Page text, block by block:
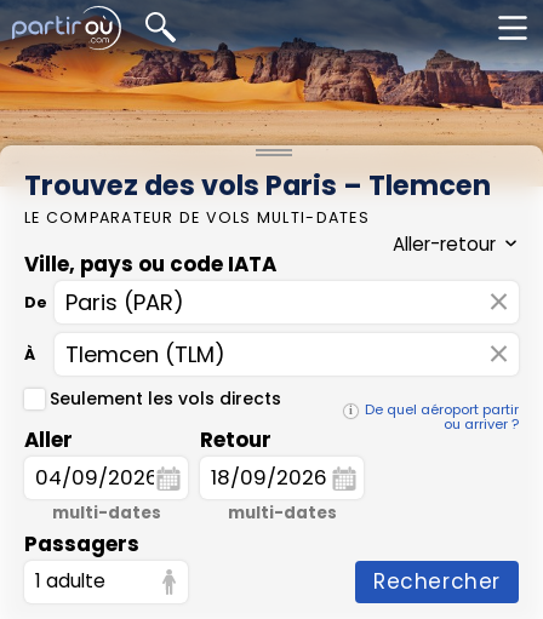
Trouvez des vols Paris – Tlemcen
LE COMPARATEUR DE VOLS MULTI-DATES
Ville, pays ou code IATA
De ×
À ×
De quel aéroport partir
ou arriver ?
Seulement les vols directs
Aller
multi-dates
Retour
multi-dates
Passagers
1 adulte Rechercher